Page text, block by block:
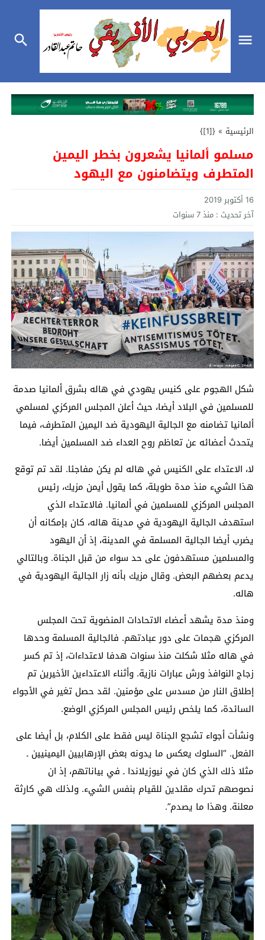
الرئيسية »
{[1]}
مسلمو ألمانيا يشعرون بخطر اليمين
المتطرف ويتضامنون مع اليهود
16 أكتوبر 2019
آخر تحديث : منذ 7 سنوات
شكل الهجوم على كنيس يهودي في هاله بشرق ألمانيا صدمة
للمسلمين في البلاد أيضا، حيث أعلن المجلس المركزي لمسلمي
ألمانيا تضامنه مع الجالية اليهودية ضد اليمين المتطرف، فيما
يتحدث أعضائه عن تعاظم روح العداء ضد المسلمين أيضا.
لا، الاعتداء على الكنيس في هاله لم يكن مفاجئا. لقد تم توقع
هذا الشيء منذ مدة طويلة، كما يقول أيمن مزيك، رئيس
المجلس المركزي للمسلمين في ألمانيا. فالاعتداء الذي
استهدف الجالية اليهودية في مدينة هاله، كان بإمكانه أن
يضرب أيضا الجالية المسلمة في المدينة، إذ أن اليهود
والمسلمين مستهدفون على حد سواء من قبل الجناة. وبالتالي
يدعم بعضهم البعض. وقال مزيك بأنه زار الجالية اليهودية في
هاله.
ومنذ مدة يشهد أعضاء الاتحادات المنضوية تحت المجلس
المركزي هجمات على دور عبادتهم. فالجالية المسلمة وحدها
في هاله مثلا شكلت منذ سنوات هدفا لاعتداءات، إذ تم كسر
زجاج النوافذ ورش عبارات نازية. وأثناء الاعتداءين الأخيرين تم
إطلاق النار من مسدس على مؤمنين. لقد حصل تغير في الأجواء
السائدة، كما يلخص رئيس المجلس المركزي الوضع.
ونشأت أجواء تشجع الجناة ليس فقط على الكلام، بل أيضا على
الفعل. “السلوك يعكس ما يدونه بعض الإرهابيين اليمينيين ـ
مثلا ذلك الذي كان في نيوزيلاندا ـ في بياناتهم، إذ ان
نصوصهم تحرك مقلدين للقيام بنفس الشيء. ولذلك هي كارثة
معلنة. وهذا ما يصدم”.